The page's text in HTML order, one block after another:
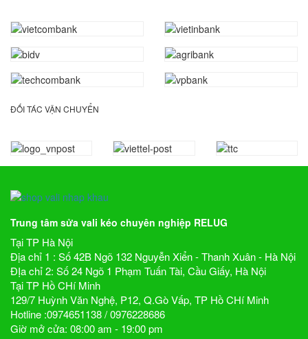
ĐỐI TÁC VẬN CHUYỂN
Trung tâm sửa vali kéo chuyên nghiệp RELUG
Tại TP Hà Nội
Địa chỉ 1 : Số 42B Ngõ 132 Nguyễn Xiển - Thanh Xuân - Hà Nội
ĐỊa chỉ 2: Số 24 Ngõ 1 Phạm Tuấn Tài, Cầu Giấy, Hà Nội
Tại TP Hồ CHí Minh
129/7 Huỳnh Văn Nghệ, P12, Q.Gò Vấp, TP Hồ CHí Minh
Hotline :0974651138 / 0976228686
Giờ mở cửa: 08:00 am - 19:00 pm